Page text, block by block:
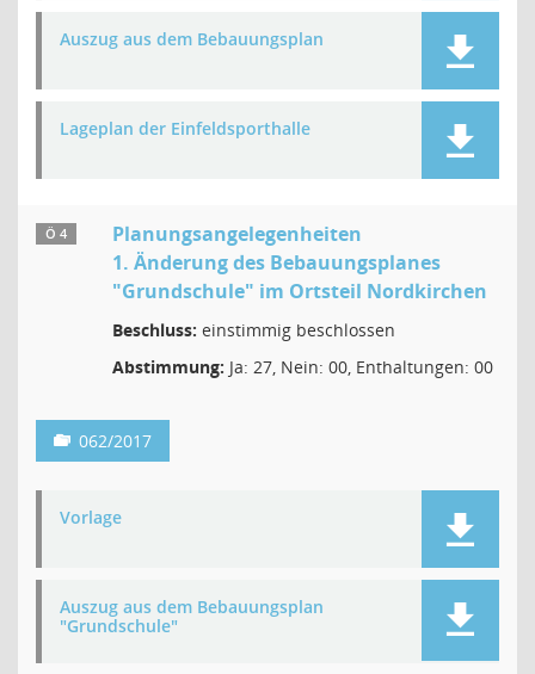
Auszug aus dem Bebauungsplan
Lageplan der Einfeldsporthalle
Ö 4
Planungsangelegenheiten
1. Änderung des Bebauungsplanes
"Grundschule" im Ortsteil Nordkirchen
Beschluss: einstimmig beschlossen
Abstimmung: Ja: 27, Nein: 00, Enthaltungen: 00
062/2017
Vorlage
Auszug aus dem Bebauungsplan
"Grundschule"